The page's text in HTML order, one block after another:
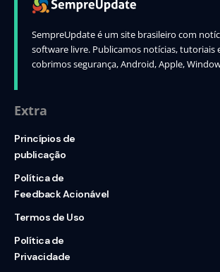
SempreUpdate é um site brasileiro com
software livre. Publicamos notícias, tutoriais
cobrimos segurança, Android, Apple,
Extra
Princípios de
publicação
Política de
Feedback Acionável
Termos de Uso
Política de
Privacidade